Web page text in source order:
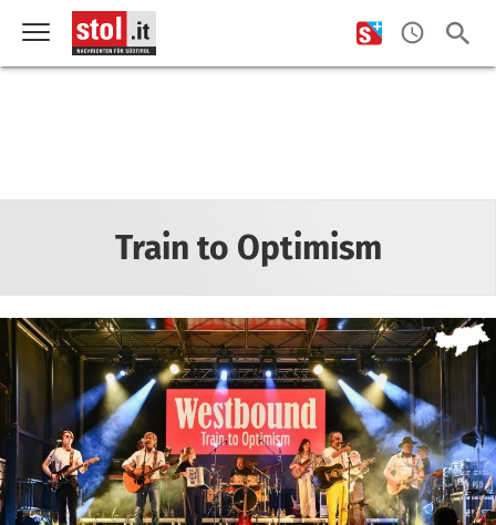
Train to Optimism